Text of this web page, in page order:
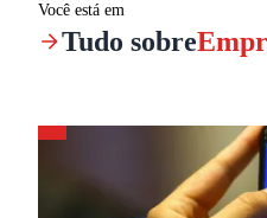
Você está em
Tudo sobre